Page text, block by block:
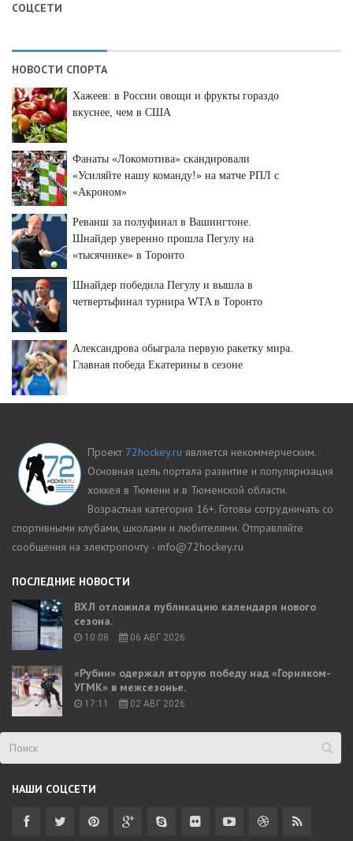
СОЦСЕТИ
НОВОСТИ СПОРТА
Хажеев: в России овощи и фрукты гораздо
вкуснее, чем в США
Фанаты «Локомотива» скандировали
«Усиляйте нашу команду!» на матче РПЛ с
«Акроном»
Реванш за полуфинал в Вашингтоне.
Шнайдер уверенно прошла Пегулу на
«тысячнике» в Торонто
Шнайдер победила Пегулу и вышла в
четвертьфинал турнира WTA в Торонто
Александрова обыграла первую ракетку мира.
Главная победа Екатерины в сезоне
Проект 72hockey.ru является некоммерческим.
Основная цель портала развитие и популяризация
хоккея в Тюмени и в Тюменской области.
Возрастная категория 16+. Готовы сотрудничать со
спортивными клубами, школами и любителями. Отправляйте
сообщения на электропочту - info@72hockey.ru
ПОСЛЕДНИЕ НОВОСТИ
ВХЛ отложила публикацию календаря нового
сезона.
10:08 06 АВГ 2026
«Рубин» одержал вторую победу над «Горняком-
УГМК» в межсезонье.
17:11 02 АВГ 2026
НАШИ СОЦСЕТИ